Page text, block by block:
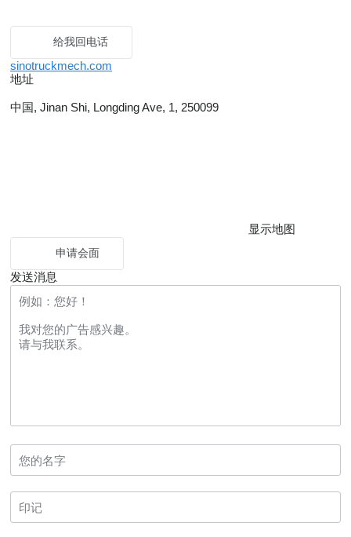
给我回电话
sinotruckmech.com
地址
中国, Jinan Shi, Longding Ave, 1, 250099
显示地图
申请会面
发送消息